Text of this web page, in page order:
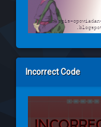
Incorrect Code